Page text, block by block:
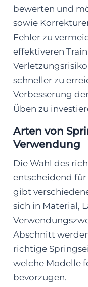
bewerten und
sowie
Fehler zu
effektiveren
schneller zu
Verbesserung
Üben zu
Arten von
Verwendung
Die Wahl des
entscheidend für
gibt
sich in Material,
Abschnitt
richtige
welche Modelle
bevorzugen.